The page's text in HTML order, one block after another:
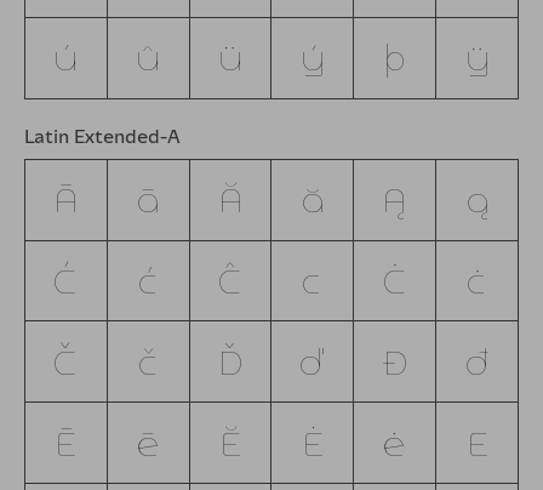
ú
û ü ý þ ÿ
Latin Extended-A
Ā ā Ă ă Ą
ą
Ć
ć Ĉ ĉ Ċ
ċ
Č
č Ď ď Đ
đ
Ē
ē Ĕ Ė ė Ę